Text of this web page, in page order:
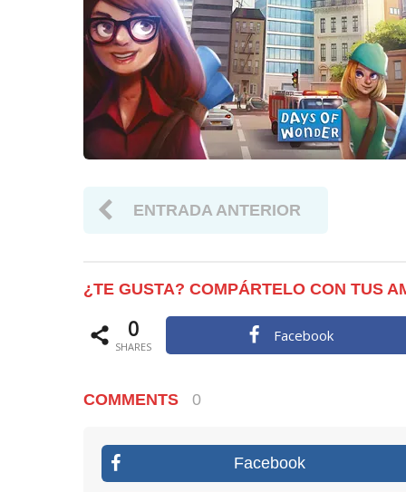
ENTRADA ANTERIOR
¿TE GUSTA? COMPÁRTELO CON TUS
0
SHARES
Facebook
COMMENTS 0
Facebook